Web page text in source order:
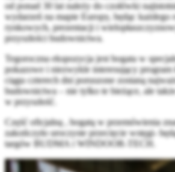
od ponad 30 lat należy do czołówki
wydarzeń na mapie Europy, będąc każdego
rynkowych, prezentacji i
przyszłości budownictwa.
Tegoroczna ekspozycja jest bogata w
pokazowe i niezwykle interesujący
ciągu czterech dni poruszone zostaną
budownictwa – nie tylko te bieżące, ale
w przyszłość.
Część oficjalną , bogatą w przemówienia
zakończyło uroczyste przecięcie wstęgi-
targów BUDMA i WINDOOR-TECH.